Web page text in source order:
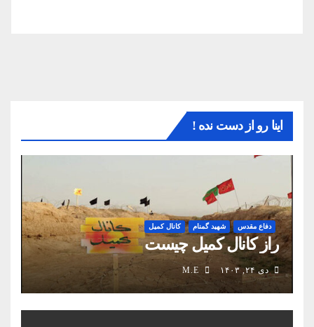
اینا رو از دست نده !
دفاع مقدس شهید گمنام کانال کمیل
راز کانال کمیل چیست
دی ۲۴, ۱۴۰۳